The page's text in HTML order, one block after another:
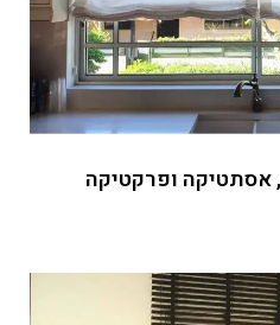
אסתטיקה ופרקטיקה